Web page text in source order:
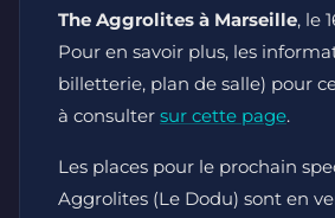
The Aggrolites à Marseille, le
Pour en savoir plus, les
billetterie, plan de salle) pour
à consulter sur cette page.
Les places pour le prochain
Aggrolites (Le Dodu) sont en